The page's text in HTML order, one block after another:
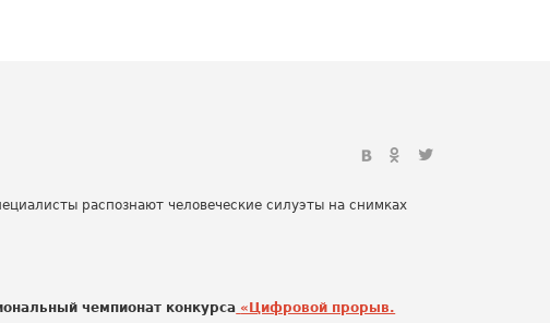
чемпионат конкурса «Цифровой прорыв.